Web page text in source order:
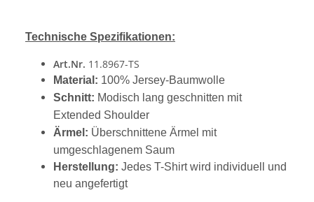
Technische Spezifikationen:
Art.Nr. 11.8967-TS
Material: 100% Jersey-Baumwolle
Schnitt: Modisch lang geschnitten mit
Extended Shoulder
Ärmel: Überschnittene Ärmel mit
umgeschlagenem Saum
Herstellung: Jedes T-Shirt wird individuell und
neu angefertigt